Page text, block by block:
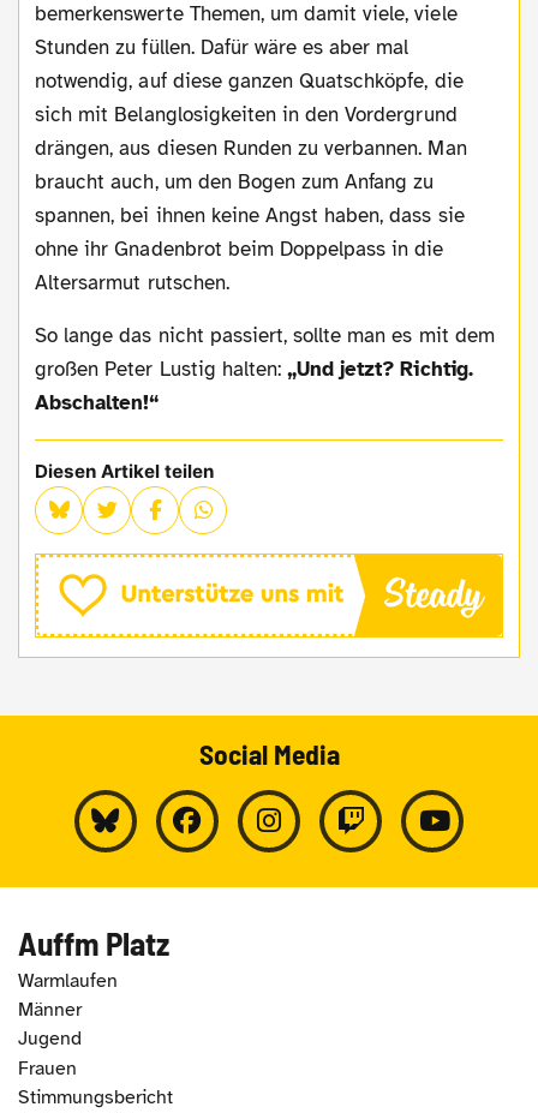
bemerkenswerte Themen, um damit viele, viele
Stunden zu füllen. Dafür wäre es aber mal
notwendig, auf diese ganzen Quatschköpfe, die
sich mit Belanglosigkeiten in den Vordergrund
drängen, aus diesen Runden zu verbannen. Man
braucht auch, um den Bogen zum Anfang zu
spannen, bei ihnen keine Angst haben, dass sie
ohne ihr Gnadenbrot beim Doppelpass in die
Altersarmut rutschen.
So lange das nicht passiert, sollte man es mit dem
großen Peter Lustig halten: „Und jetzt? Richtig.
Abschalten!“
Diesen Artikel teilen
Social Media
Auffm Platz
Warmlaufen
Männer
Jugend
Frauen
Stimmungsbericht